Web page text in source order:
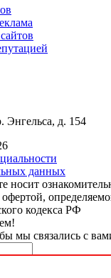
Энгельса, д. 154
данных
носит
офертой,
кодекса РФ
мы связались с